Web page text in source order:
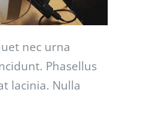
nec urna
Phasellus
lacinia. Nulla